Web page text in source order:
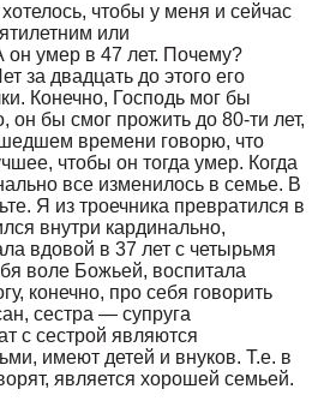
чтобы у меня и сейчас
или
он умер в 47 лет. Почему?
за двадцать до этого его
Конечно, Господь мог бы
он бы смог прожить до 80-ти лет,
времени говорю, что
чтобы он тогда умер. Когда
все изменилось в семье. В
Я из троечника превратился в
внутри кардинально,
вдовой в 37 лет с четырьмя
воле Божьей, воспитала
конечно, про себя говорить
сестра — супруга
с сестрой являются
имеют детей и внуков. Т.е. в
является хорошей семьей.